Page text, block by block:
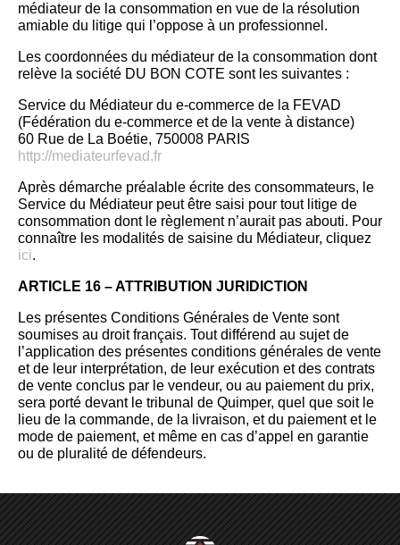
médiateur de la consommation en vue de la résolution
amiable du litige qui l’oppose à un professionnel.
Les coordonnées du médiateur de la consommation dont
relève la société DU BON COTE sont les suivantes :
Service du Médiateur du e-commerce de la FEVAD
(Fédération du e-commerce et de la vente à distance)
60 Rue de La Boétie, 750008 PARIS
http://mediateurfevad.fr
Après démarche préalable écrite des consommateurs, le
Service du Médiateur peut être saisi pour tout litige de
consommation dont le règlement n’aurait pas abouti. Pour
connaître les modalités de saisine du Médiateur, cliquez
ici.
ARTICLE 16 – ATTRIBUTION JURIDICTION
Les présentes Conditions Générales de Vente sont
soumises au droit français. Tout différend au sujet de
l’application des présentes conditions générales de vente
et de leur interprétation, de leur exécution et des contrats
de vente conclus par le vendeur, ou au paiement du prix,
sera porté devant le tribunal de Quimper, quel que soit le
lieu de la commande, de la livraison, et du paiement et le
mode de paiement, et même en cas d’appel en garantie
ou de pluralité de défendeurs.